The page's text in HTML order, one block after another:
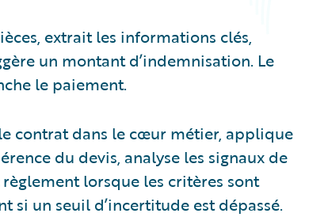
extrait les informations clés,
un montant d’indemnisation. Le
le paiement.
contrat dans le cœur métier, applique
du devis, analyse les signaux de
lorsque les critères sont
si un seuil d’incertitude est dépassé.